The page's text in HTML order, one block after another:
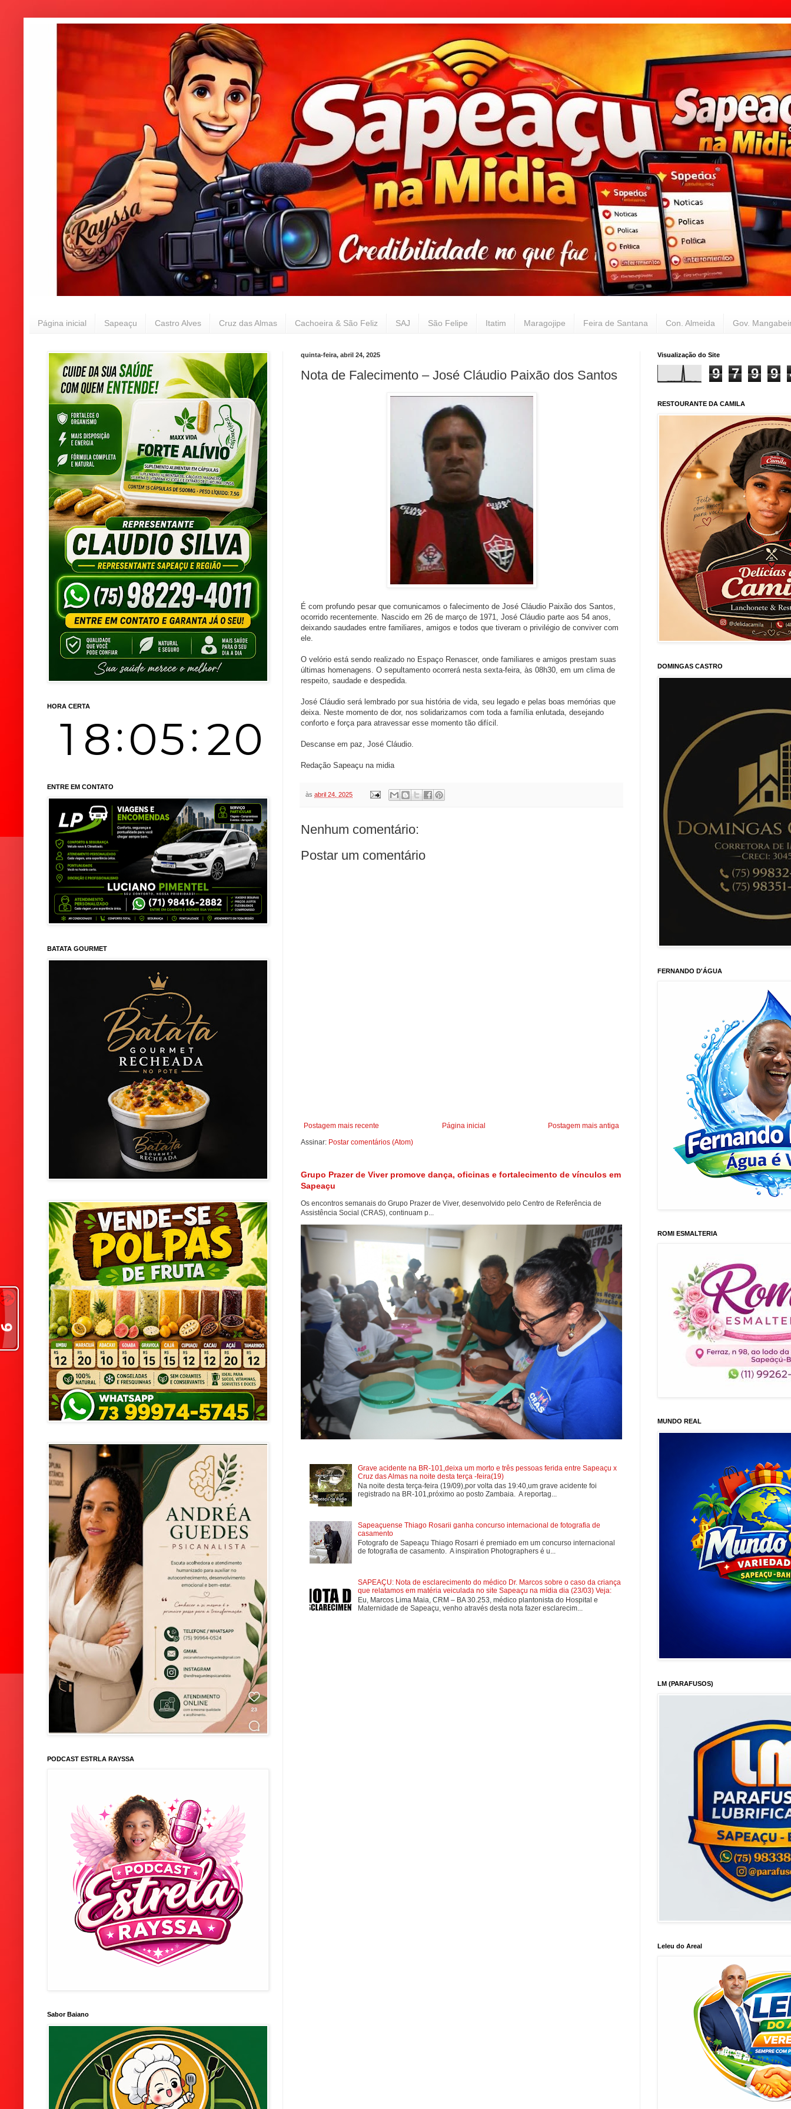
Página inicial Sapeaçu Castro Alves Cruz das Almas Cachoeira & São Feliz SAJ São Felipe Itatim Maragojipe Feira de Santana Con. Almeida Gov.
quinta-feira, abril 24, 2025
Nota de Falecimento – José Cláudio Paixão dos Santos
É com profundo pesar que comunicamos o falecimento de José Cláudio Paixão dos Santos,
ocorrido recentemente. Nascido em 26 de março de 1971, José Cláudio parte aos 54 anos,
deixando saudades entre familiares, amigos e todos que tiveram o privilégio de conviver com
ele.
O velório está sendo realizado no Espaço Renascer, onde familiares e amigos prestam suas
últimas homenagens. O sepultamento ocorrerá nesta sexta-feira, às 08h30, em um clima de
respeito, saudade e despedida.
José Cláudio será lembrado por sua história de vida, seu legado e pelas boas memórias que
deixa. Neste momento de dor, nos solidarizamos com toda a família enlutada, desejando
conforto e força para atravessar esse momento tão difícil.
Descanse em paz, José Cláudio.
Redação Sapeaçu na midia
às abril 24, 2025
Nenhum comentário:
Postar um comentário
Postagem mais recente Postagem mais antiga
Página inicial
Assinar: Postar comentários (Atom)
Grupo Prazer de Viver promove dança, oficinas e fortalecimento de vínculos em
Sapeaçu
Os encontros semanais do Grupo Prazer de Viver, desenvolvido pelo Centro de Referência de
Assistência Social (CRAS), continuam p...
Grave acidente na BR-101,deixa um morto e três pessoas ferida entre Sapeaçu x
Cruz das Almas na noite desta terça -feira(19)
Na noite desta terça-feira (19/09),por volta das 19:40,um grave acidente foi
registrado na BR-101,próximo ao posto Zambaia. A reportag...
Sapeaçuense Thiago Rosarii ganha concurso internacional de fotografia de
casamento
Fotografo de Sapeaçu Thiago Rosarri é premiado em um concurso internacional
de fotografia de casamento. A inspiration Photographers é u...
SAPEAÇU: Nota de esclarecimento do médico Dr. Marcos sobre o caso da criança
que relatamos em matéria veiculada no site Sapeaçu na mídia dia (23/03) Veja:
Eu, Marcos Lima Maia, CRM – BA 30.253, médico plantonista do Hospital e
Maternidade de Sapeaçu, venho através desta nota fazer esclarecim...
HORA CERTA
ENTRE EM CONTATO
BATATA GOURMET
PODCAST ESTRLA RAYSSA
Sabor Baiano
Visualização do Site
9 7 9 9
RESTOURANTE DA CAMILA
DOMINGAS CASTRO
FERNANDO D'ÁGUA
ROMI ESMALTERIA
MUNDO REAL
LM (PARAFUSOS)
Leleu do Areal